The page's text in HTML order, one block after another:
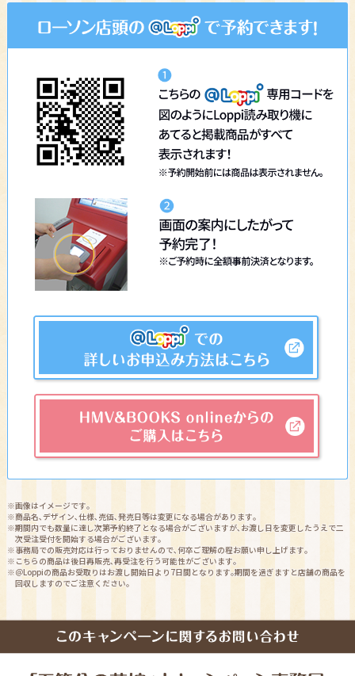
※画像はイメージです｡
※商品名､デザイン､仕様､売価､発売日等は変更になる場合があります｡
※期間内でも数量に達し次第予約終了となる場合がございますが､お渡し日を変更したうえで㆓
次受注受付を開始する場合がございます｡
※事務局での販売対応は行っておりませんので､何卒ご理解の程お願い申し上げます｡
※こちらの商品は後日再販売､再受注を行う可能性がございます｡
※＠Loppiの商品お受取りはお渡し開始日より7日間となります｡期間を過ぎますと店舗の商品を
回収しますのでご注意ください｡